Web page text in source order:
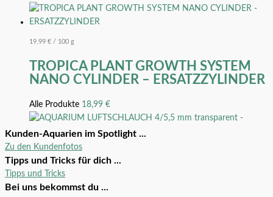
Angebot!
Chihiros WRGB II Pro LED
Aquariumbeleuchtung
19,99 € / 100 g
TROPICA PLANT GROWTH SYSTEM
NANO CYLINDER – ERSATZZYLINDER
Alle Produkte 18,99 €
0,29€/m
AQUARIUM LUFTSCHLAUCH 4/5,5
mm transparent – Meterware
Kunden-Aquarien im Spotlight ...
Zu den Kundenfotos
Tipps und Tricks für dich ...
Tipps und Tricks
Bei uns bekommst du ...